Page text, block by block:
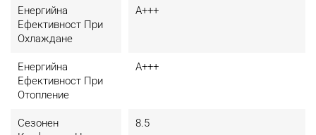
Енергийна
Ефективност При
Охлаждане
A+++
Енергийна
Ефективност При
Отопление
A+++
Сезонен
8.5